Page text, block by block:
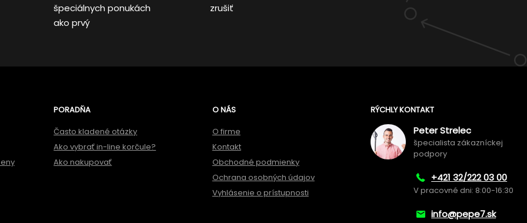
špeciálnych ponukách
ako prvý
zrušiť
PORADŇA
Často kladené otázky
Ako vybrať in-line korčule?
Ako nakupovať
O NÁS
O firme
Kontakt
Obchodné podmienky
Ochrana osobných údajov
Vyhlásenie o prístupnosti
RÝCHLY KONTAKT
Peter Strelec
špecialista zákazníckej
podpory
+421 32/222 03 00
V pracovné dni: 8:00-16:30
info@pepe7.sk